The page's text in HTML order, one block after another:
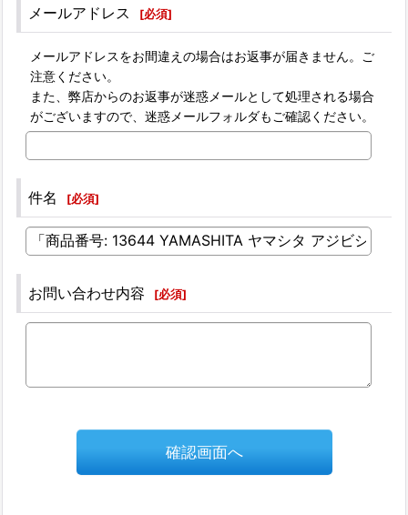
メールアドレス [必須]
メールアドレスをお間違えの場合はお返事が届きません。ご
注意ください。
また、弊店からのお返事が迷惑メールとして処理される場合
がございますので、迷惑メールフォルダもご確認ください。
件名 [必須]
お問い合わせ内容 [必須]
確認画面へ